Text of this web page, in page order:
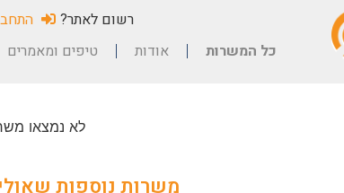
רשום לאתר?
כל המשרות
אודות טיפים ומאמרים
לא נמצאו
משרות נוספות שאולי